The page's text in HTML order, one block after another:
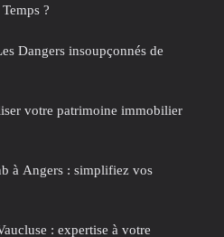
?
Dangers insoupçonnés de
votre patrimoine immobilier
à Angers : simplifiez vos
: expertise à votre